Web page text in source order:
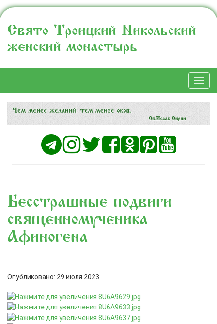
Свято-Троицкий Никольский
женский монастырь
Бесстрашные подвиги
священномученика
Афиногена
Опубликовано: 29 июля 2023